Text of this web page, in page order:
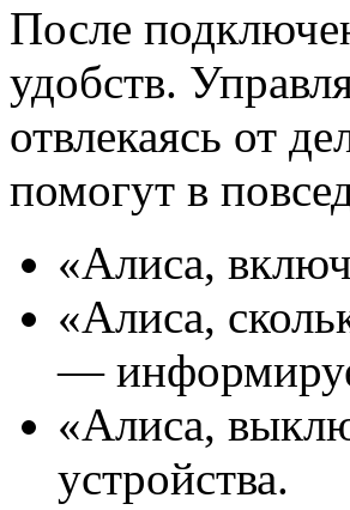
После
удобств.
отвлекаясь от
помогут в
«Алиса,
«Алиса,
—
«Алиса,
устройства.